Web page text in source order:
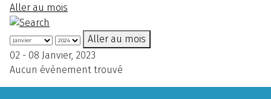
Aller au mois
Aller au mois
02 - 08 Janvier, 2023
Aucun évènement trouvé